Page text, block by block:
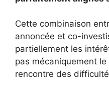
Cette combinaison
annoncée et co-
partiellement les
pas mécaniquement
rencontre des